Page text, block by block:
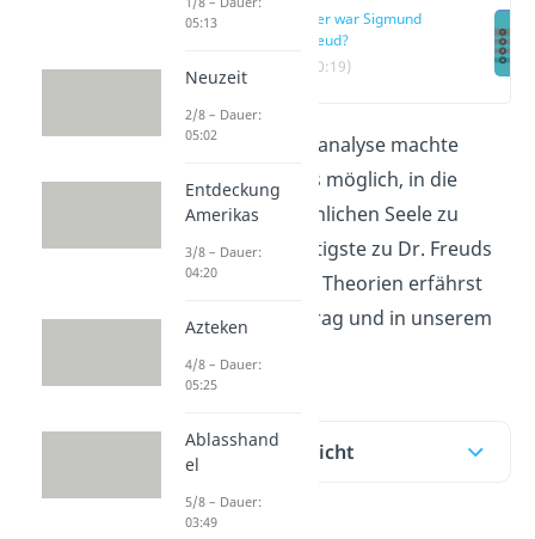
Wer war Sigmund
Freud?
(00:19)
Mit seiner Psychoanalyse machte
Sigmund Freud es möglich, in die
Tiefen der menschlichen Seele zu
blicken. Das Wichtigste zu Dr. Freuds
Leben und seinen Theorien erfährst
du in diesem Beitrag und in unserem
Video
Inhaltsübersicht
05:13
Neuzeit
2/8 – Dauer:
05:02
Entdeckung
Amerikas
3/8 – Dauer:
04:20
Azteken
4/8 – Dauer:
05:25
Ablasshand
el
5/8 – Dauer:
03:49